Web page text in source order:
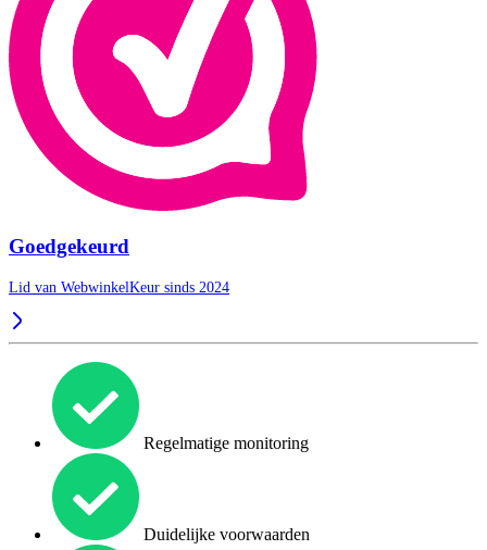
Goedgekeurd
Lid van WebwinkelKeur sinds 2024
Regelmatige monitoring
Duidelijke voorwaarden